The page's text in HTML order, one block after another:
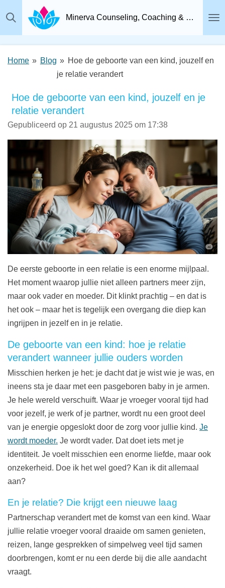
Ga
direct
hoofdinhoud
Minerva Counseling, Coaching & Relatietherapie, Psychosociaal Therapeut Breda
Home » Blog » Hoe de geboorte van een kind, jouzelf en
je relatie verandert
Hoe de geboorte van een kind, jouzelf en je
relatie verandert
Gepubliceerd op 21 augustus 2025 om 17:38
De eerste geboorte in een relatie is een enorme mijlpaal.
Het moment waarop jullie niet alleen partners meer zijn,
maar ook vader en moeder. Dit klinkt prachtig – en dat is
het ook – maar het is tegelijk een overgang die diep kan
ingrijpen in jezelf en in je relatie.
De geboorte van een kind: hoe je relatie
verandert wanneer jullie ouders worden
Misschien herken je het: je dacht dat je wist wie je was, en
ineens sta je daar met een pasgeboren baby in je armen.
Je hele wereld verschuift. Waar je vroeger vooral tijd had
voor jezelf, je werk of je partner, wordt nu een groot deel
van je energie opgeslokt door de zorg voor jullie kind. Je
wordt moeder. Je wordt vader. Dat doet iets met je
identiteit. Je voelt misschien een enorme liefde, maar ook
onzekerheid. Doe ik het wel goed? Kan ik dit allemaal
aan?
En je relatie? Die krijgt een nieuwe laag
Partnerschap verandert met de komst van een kind. Waar
jullie relatie vroeger vooral draaide om samen genieten,
reizen, lange gesprekken of simpelweg veel tijd samen
doorbrengen, komt er nu een derde bij die alle aandacht
vraagt.